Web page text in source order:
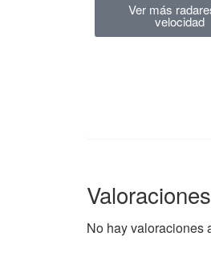
Ver más
velocidad
Valoraciones
No hay valoraciones